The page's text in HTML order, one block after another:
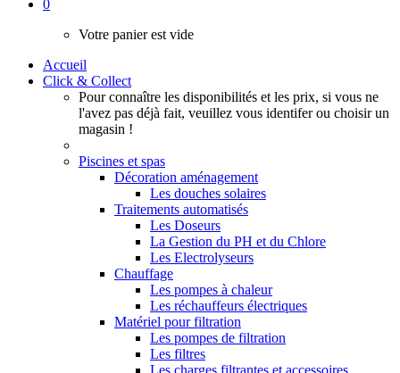
0
Votre panier est vide
Accueil
Click & Collect
Pour connaître les disponibilités et les prix, si vous ne
l'avez pas déjà fait, veuillez vous identifer ou choisir un
magasin !
Piscines et spas
Décoration aménagement
Les douches solaires
Traitements automatisés
Les Doseurs
La Gestion du PH et du Chlore
Les Electrolyseurs
Chauffage
Les pompes à chaleur
Les réchauffeurs électriques
Matériel pour filtration
Les pompes de filtration
Les filtres
Les charges filtrantes et accessoires